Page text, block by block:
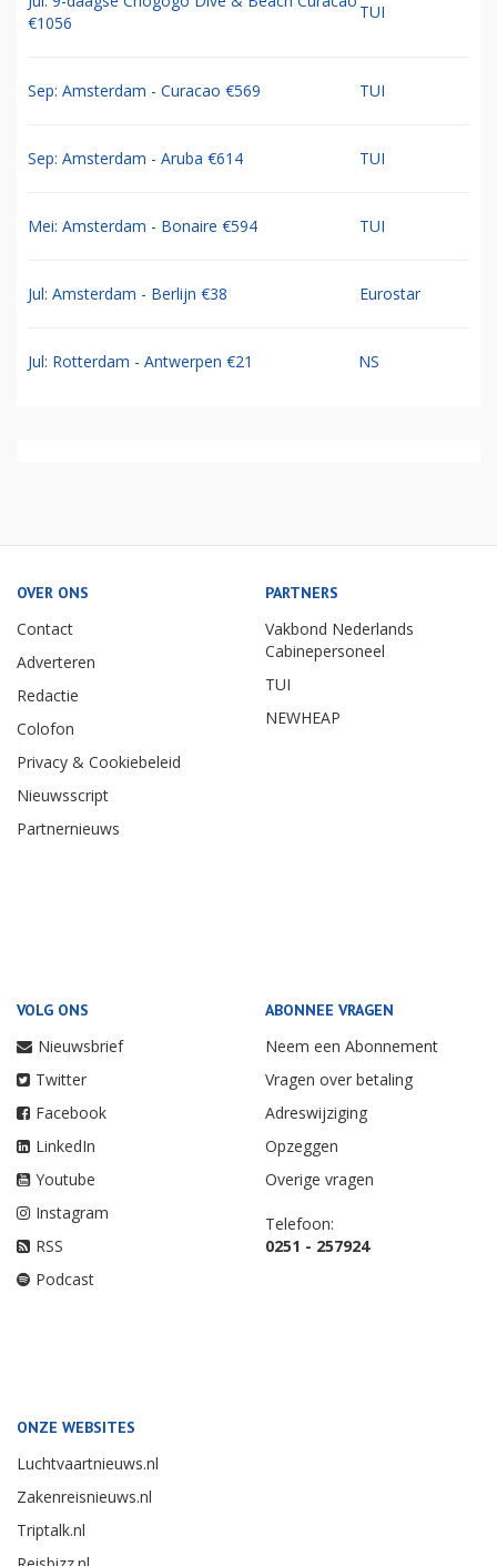
€1056
TUI
Sep: Amsterdam - Curacao €569 TUI
Sep: Amsterdam - Aruba €614 TUI
Mei: Amsterdam - Bonaire €594 TUI
Jul: Amsterdam - Berlijn €38 Eurostar
Jul: Rotterdam - Antwerpen €21 NS
OVER ONS
Contact
Adverteren
Redactie
Colofon
Privacy & Cookiebeleid
Nieuwsscript
Partnernieuws
PARTNERS
Vakbond Nederlands
Cabinepersoneel
TUI
NEWHEAP
VOLG ONS
Nieuwsbrief
Twitter
Facebook
LinkedIn
Youtube
Instagram
RSS
Podcast
ABONNEE VRAGEN
Neem een Abonnement
Vragen over betaling
Adreswijziging
Opzeggen
Overige vragen
Telefoon:
0251 - 257924
ONZE WEBSITES
Luchtvaartnieuws.nl
Zakenreisnieuws.nl
Triptalk.nl